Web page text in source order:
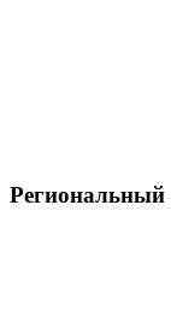
Региональный